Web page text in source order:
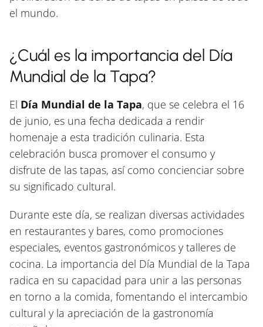
el mundo.
¿Cuál es la importancia del Día
Mundial de la Tapa?
El Día Mundial de la Tapa, que se celebra el 16
de junio, es una fecha dedicada a rendir
homenaje a esta tradición culinaria. Esta
celebración busca promover el consumo y
disfrute de las tapas, así como concienciar sobre
su significado cultural.
Durante este día, se realizan diversas actividades
en restaurantes y bares, como promociones
especiales, eventos gastronómicos y talleres de
cocina. La importancia del Día Mundial de la Tapa
radica en su capacidad para unir a las personas
en torno a la comida, fomentando el intercambio
cultural y la apreciación de la gastronomía